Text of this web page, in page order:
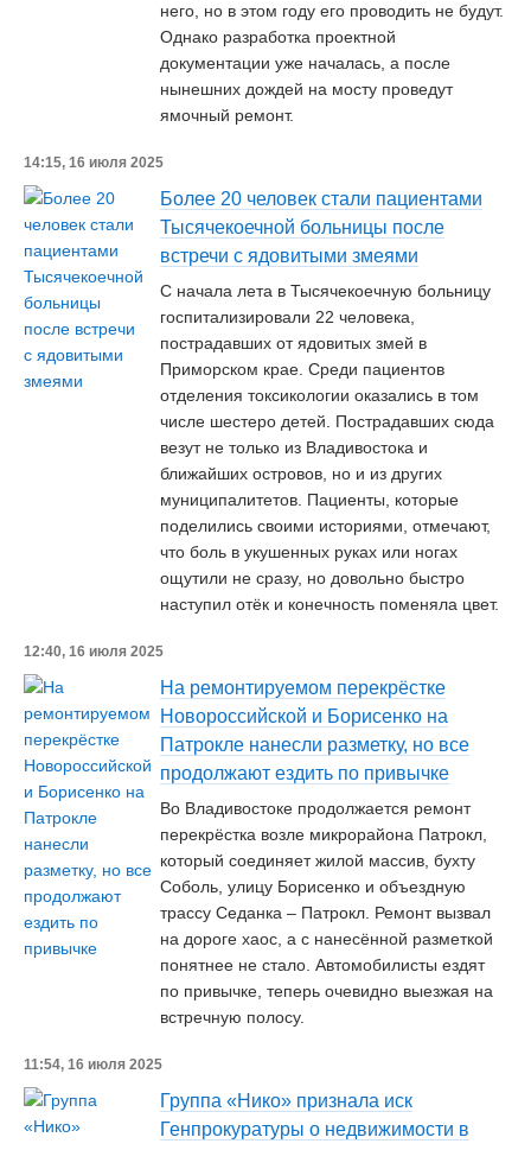
него, но в этом году его проводить не будут.
Однако разработка проектной
документации уже началась, а после
нынешних дождей на мосту проведут
ямочный ремонт.
14:15, 16 июля 2025
Более 20 человек стали пациентами
Тысячекоечной больницы после
встречи с ядовитыми змеями
С начала лета в Тысячекоечную больницу
госпитализировали 22 человека,
пострадавших от ядовитых змей в
Приморском крае. Среди пациентов
отделения токсикологии оказались в том
числе шестеро детей. Пострадавших сюда
везут не только из Владивостока и
ближайших островов, но и из других
муниципалитетов. Пациенты, которые
поделились своими историями, отмечают,
что боль в укушенных руках или ногах
ощутили не сразу, но довольно быстро
наступил отёк и конечность поменяла цвет.
12:40, 16 июля 2025
На ремонтируемом перекрёстке
Новороссийской и Борисенко на
Патрокле нанесли разметку, но все
продолжают ездить по привычке
Во Владивостоке продолжается ремонт
перекрёстка возле микрорайона Патрокл,
который соединяет жилой массив, бухту
Соболь, улицу Борисенко и объездную
трассу Седанка – Патрокл. Ремонт вызвал
на дороге хаос, а с нанесённой разметкой
понятнее не стало. Автомобилисты ездят
по привычке, теперь очевидно выезжая на
встречную полосу.
11:54, 16 июля 2025
Группа «Нико» признала иск
Генпрокуратуры о недвижимости в